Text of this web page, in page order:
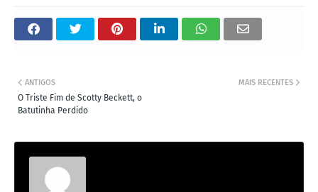
MAIS RECENTES
ANTIGOS
O Triste Fim de Scotty Beckett, o
Batutinha Perdido